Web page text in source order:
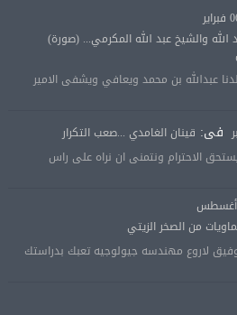
والشيخ عبد الله المكرمي... (صورة)
عبدالله بن محمد ويعافي ويشفى الامير
فى: قينان الغامدي ...صعب التكرار
الاحترام ونتمنى ان نراه على راس
من الصخر الزيتي
لاروع مهندسه جيولوجيه تعبك بدراستك